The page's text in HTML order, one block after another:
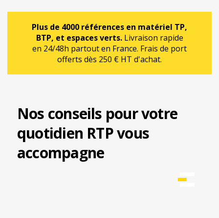
Plus de 4000 références en matériel TP,
BTP, et espaces verts.Livraison rapide
en 24/48h partout en France. Frais de port
offerts dès 250 € HT d'achat.
Nos conseils pour votre
quotidien RTP vous
accompagne